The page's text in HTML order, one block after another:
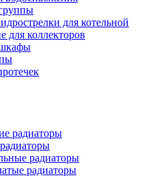
для котельной
коллекторов
радиаторы
радиаторы
радиаторы